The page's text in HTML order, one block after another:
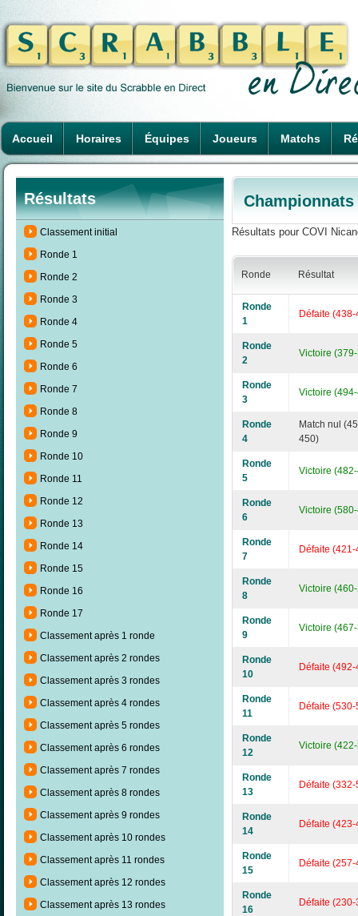
Accueil Horaires Équipes Joueurs Matchs
Résultats
Classement initial
Ronde 1
Ronde 2
Ronde 3
Ronde 4
Ronde 5
Ronde 6
Ronde 7
Ronde 8
Ronde 9
Ronde 10
Ronde 11
Ronde 12
Ronde 13
Ronde 14
Ronde 15
Ronde 16
Ronde 17
Classement après 1 ronde
Classement après 2 rondes
Classement après 3 rondes
Classement après 4 rondes
Classement après 5 rondes
Classement après 6 rondes
Classement après 7 rondes
Classement après 8 rondes
Classement après 9 rondes
Classement après 10 rondes
Classement après 11 rondes
Classement après 12 rondes
Classement après 13 rondes
Résultats pour COVI
Ronde Résultat
Ronde
1
Défaite (438-
Ronde
2
Victoire
Ronde
3
Victoire
Ronde
4
Match nul
450)
Ronde
5
Victoire
Ronde
6
Victoire
Ronde
7
Défaite (421-
Ronde
8
Victoire
Ronde
9
Victoire
Ronde
10
Défaite (492-
Ronde
11
Défaite (530-
Ronde
12
Victoire
Ronde
13
Défaite (332-
Ronde
14
Défaite (423-
Ronde
15
Défaite (257-
Ronde
16
Défaite (230-